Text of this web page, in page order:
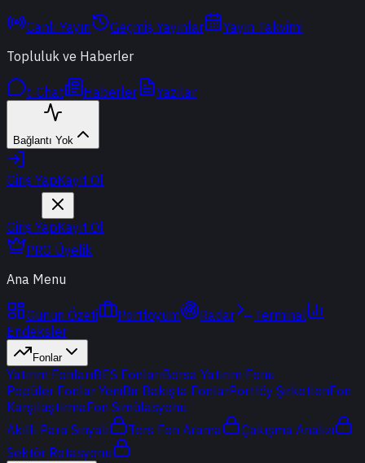
Canlı Yayın Geçmiş Yayınlar
Yayın Takvimi
Topluluk ve Haberler
t-Chat Haberler Yazılar
Bağlantı Yok
Giriş YapKayıt Ol
Giriş YapKayıt Ol
PRO Üyelik
Ana Menu
Günün Özeti Portföyüm Radar
Terminal
Endeksler
Fonlar
Yatırım FonlarıBES FonlarıBorsa Yatırım Fonu
Popüler Fonlar YeniBir Bakışta FonlarPortföy ŞirketleriFon
KarşılaştırmaFon Simülasyonu
Akıllı Para Sinyali
Ters Fon Arama
Çakışma Analizi
Sektör Rotasyonu